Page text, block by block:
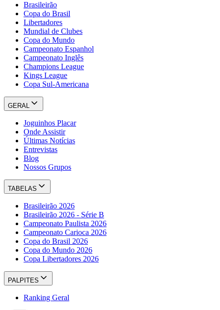
Brasileirão
Copa do Brasil
Libertadores
Mundial de Clubes
Copa do Mundo
Campeonato Espanhol
Campeonato Inglês
Champions League
Kings League
Copa Sul-Americana
GERAL
Joguinhos Placar
Onde Assistir
Últimas Notícias
Entrevistas
Blog
Nossos Grupos
TABELAS
Brasileirão 2026
Brasileirão 2026 - Série B
Campeonato Paulista 2026
Campeonato Carioca 2026
Copa do Brasil 2026
Copa do Mundo 2026
Copa Libertadores 2026
PALPITES
Ranking Geral